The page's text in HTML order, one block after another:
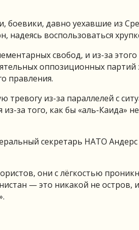
боевики, давно уехавшие из
надеясь воспользоваться
свобод, и из-за
оппозиционных партий
правления.
тревогу из-за параллелей с
из-за того, как бы «аль-Каида»
секретарь НАТО
они с лёгкостью
— это никакой не остров,